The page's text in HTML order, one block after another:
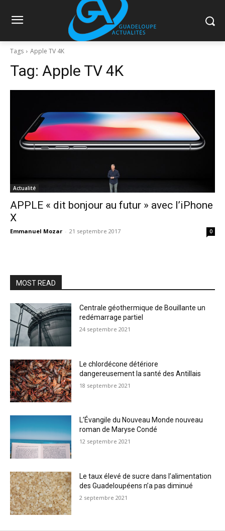
Tags Apple TV 4K
Tag: Apple TV 4K
Actualité
​APPLE « dit bonjour au futur » avec l’iPhone
X
Emmanuel Mozar - 21 septembre 2017 0
MOST READ
Centrale géothermique de Bouillante un
redémarrage partiel
24 septembre 2021
Le chlordécone détériore
dangereusement la santé des Antillais
18 septembre 2021
L’Évangile du Nouveau Monde nouveau
roman de Maryse Condé
12 septembre 2021
Le taux élevé de sucre dans l’alimentation
des Guadeloupéens n’a pas diminué
2 septembre 2021